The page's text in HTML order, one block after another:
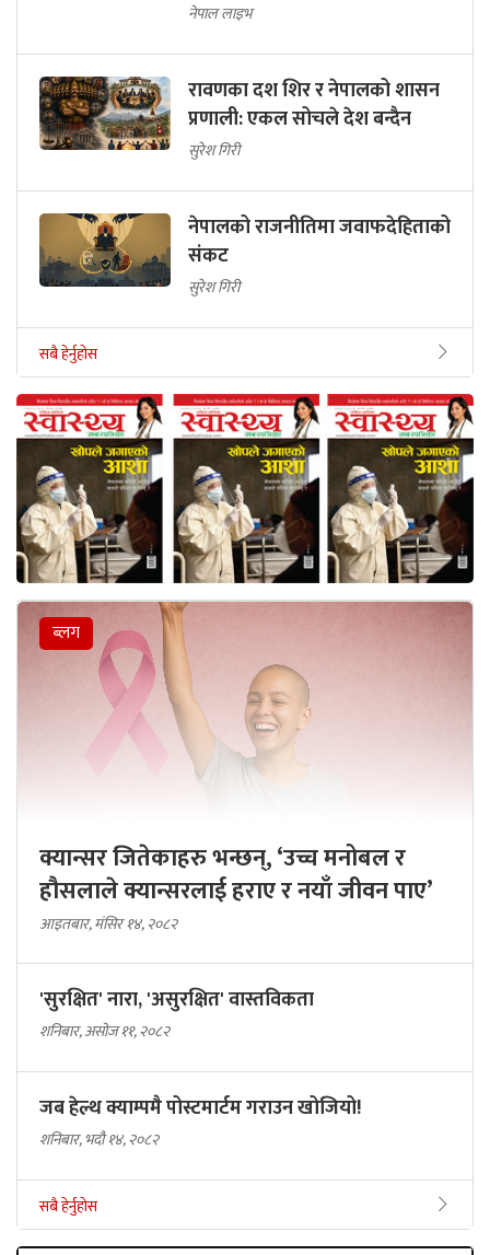
नेपाल लाइभ
रावणका दश शिर र नेपालको शासन
प्रणाली: एकल सोचले देश बन्दैन
सुरेश गिरी
नेपालको राजनीतिमा जवाफदेहिताको
संकट
सुरेश गिरी
सबै हेर्नुहोस
ब्लग
क्यान्सर जितेकाहरु भन्छन्, ‘उच्च मनोबल र
हौसलाले क्यान्सरलाई हराए र नयाँ जीवन पाए’
आइतबार, मंसिर १४, २०८२
'सुरक्षित' नारा, 'असुरक्षित' वास्तविकता
शनिबार, असोज ११, २०८२
जब हेल्थ क्याम्पमै पोस्टमार्टम गराउन खोजियो!
शनिबार, भदौ १४, २०८२
सबै हेर्नुहोस